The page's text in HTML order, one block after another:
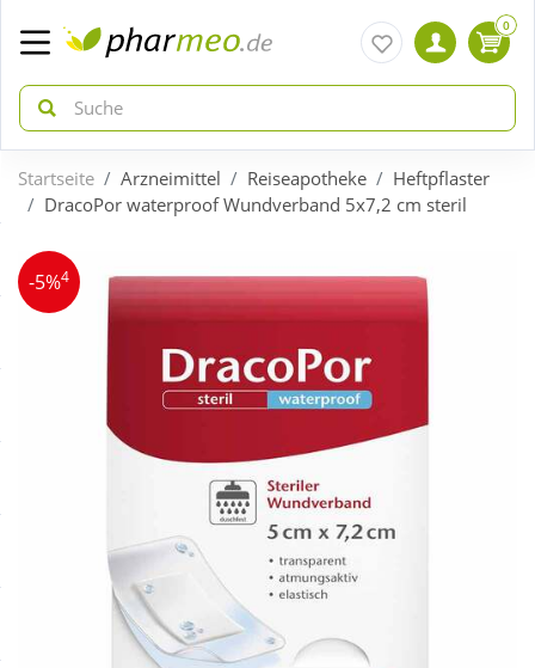
zurück
ÜBERSICHT AKTIONEN
Aktuelle Coupons
Schnäppchen
zurück
ÜBERSICHT KATEGORIEN
Arzneimittel
Körperpflege & Kosmetik
Liebe & Erotik
0
Startseite Arzneimittel Reiseapotheke
Heftpflaster
DracoPor waterproof Wundverband 5x7,2 cm steril
-5%4